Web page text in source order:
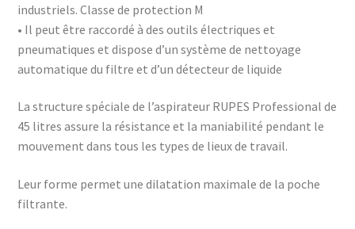
industriels. Classe de protection M
• Il peut être raccordé à des outils électriques et
pneumatiques et dispose d’un système de nettoyage
automatique du filtre et d’un détecteur de liquide
La structure spéciale de l’aspirateur RUPES Professional de
45 litres assure la résistance et la maniabilité pendant le
mouvement dans tous les types de lieux de travail.
Leur forme permet une dilatation maximale de la poche
filtrante.